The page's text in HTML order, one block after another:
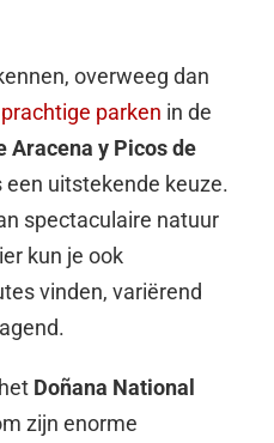
overweeg dan
prachtige parken in de
Aracena y Picos de
uitstekende keuze.
spectaculaire natuur
kun je ook
vinden, variërend
Doñana National
zijn enorme